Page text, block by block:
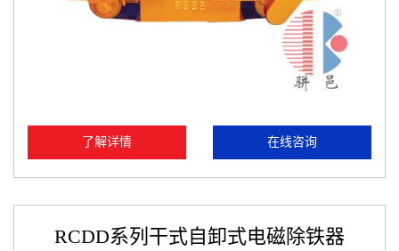
了解详情 在线咨询
RCDD系列干式自卸式电磁除铁器